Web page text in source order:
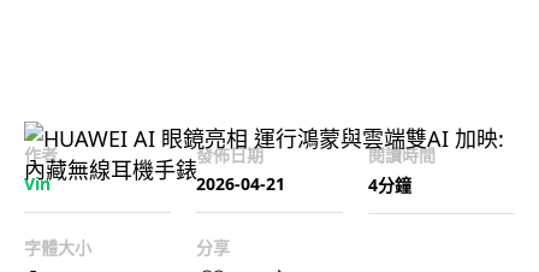
作者
Vin
發佈日期
2026-04-21
閱讀時間
4分鐘
字體大小
分享